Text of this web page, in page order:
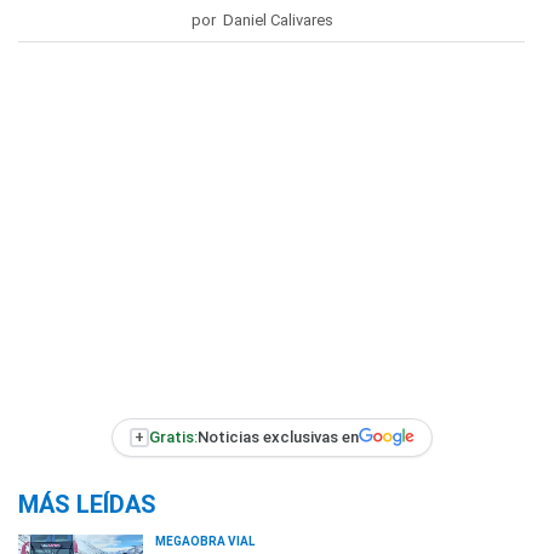
por Daniel Calivares
+ Gratis:Noticias exclusivas en
MÁS LEÍDAS
MEGAOBRA VIAL